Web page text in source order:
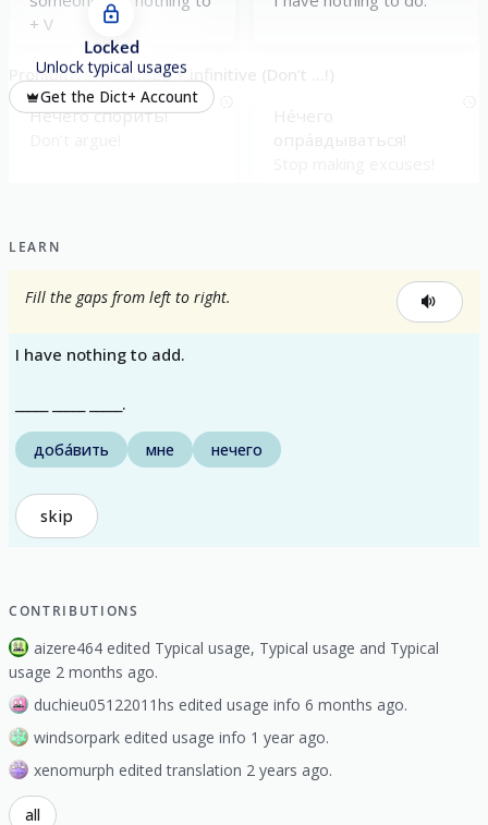
+ V
Prohibitive: Néchego + infinitive (Don’t ...!)
Не́чего спо́рить!
Locked
Unlock typical usages
Get the Dict+ Account
LEARN
Fill the gaps from left to right.
I have nothing to add.
_____ _____ _____.
доба́вить мне нечего
skip
CONTRIBUTIONS
aizere464 edited Typical usage, Typical usage and Typical
usage 2 months ago.
duchieu05122011hs edited usage info 6 months ago.
windsorpark edited usage info 1 year ago.
xenomurph edited translation 2 years ago.
all